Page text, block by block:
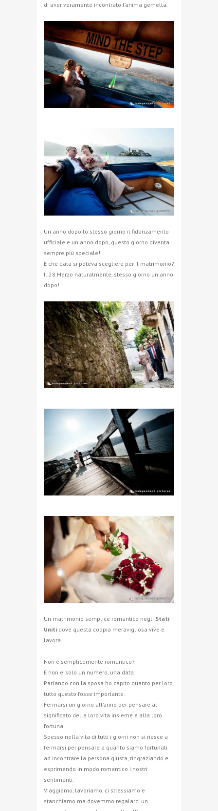
di aver veramente incontrato l’anima gemella.
Un anno dopo lo stesso giorno il fidanzamento
ufficiale e un anno dopo, questo giorno diventa
sempre più speciale!
E che data si poteva scegliere per il matrimonio?
Il 28 Marzo naturalmente, stesso giorno un anno
dopo!
Un matrimonio semplice romantico negli Stati
Uniti dove questa coppia meravigliosa vive e
lavora.
Non è semplicemente romantico?
E non e’ solo un numero, una data!
Parlando con la sposa ho capito quanto per loro
tutto questo fosse importante.
Fermarsi un giorno all’anno per pensare al
significato della loro vita insieme e alla loro
fortuna.
Spesso nella vita di tutti i giorni non si riesce a
fermarsi per pensare a quanto siamo fortunati
ad incontrare la persona giusta, ringraziando e
esprimendo in modo romantico i nostri
sentimenti.
Viaggiamo, lavoriamo, ci stressiamo e
stanchiamo ma dovemmo regalarci un